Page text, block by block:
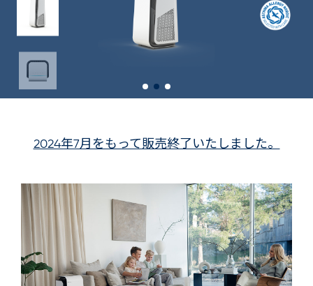
2024年7月をもって販売終了いたしました。